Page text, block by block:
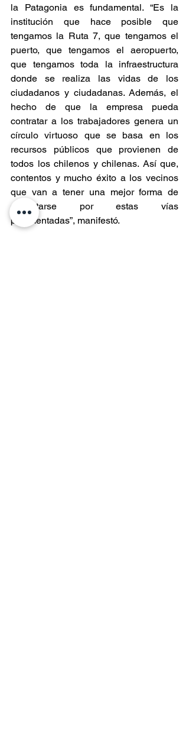
la Patagonia es fundamental. “Es la
institución que hace posible que
tengamos la Ruta 7, que tengamos el
puerto, que tengamos el aeropuerto,
que tengamos toda la infraestructura
donde se realiza las vidas de los
ciudadanos y ciudadanas. Además, el
hecho de que la empresa pueda
contratar a los trabajadores genera un
círculo virtuoso que se basa en los
recursos públicos que provienen de
todos los chilenos y chilenas. Así que,
contentos y mucho éxito a los vecinos
que van a tener una mejor forma de
conectarse por estas vías
pavimentadas”, manifestó.